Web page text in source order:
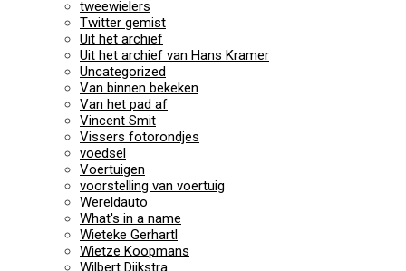
tweewielers
Twitter gemist
Uit het archief
Uit het archief van Hans Kramer
Uncategorized
Van binnen bekeken
Van het pad af
Vincent Smit
Vissers fotorondjes
voedsel
Voertuigen
voorstelling van voertuig
Wereldauto
What's in a name
Wieteke Gerhartl
Wietze Koopmans
Wilbert Dijkstra